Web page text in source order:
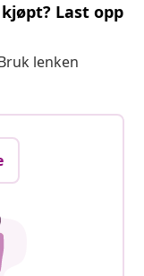
Last opp
lenken